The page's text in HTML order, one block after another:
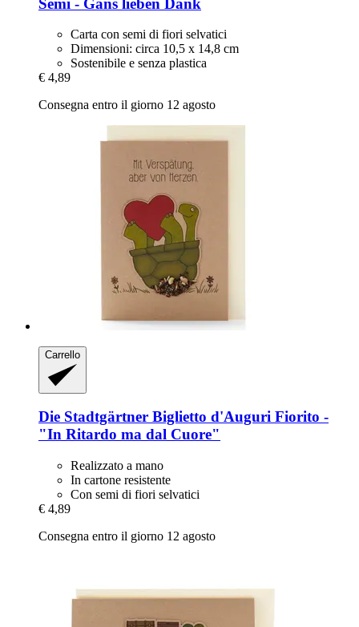
Carta con semi di fiori selvatici
Dimensioni: circa 10,5 x 14,8 cm
Sostenibile e senza plastica
€ 4,89
Consegna entro il giorno 12 agosto
Carrello
Die Stadtgärtner Biglietto d'Auguri Fiorito -​
"In Ritardo ma dal Cuore"
Realizzato a mano
In cartone resistente
Con semi di fiori selvatici
€ 4,89
Consegna entro il giorno 12 agosto